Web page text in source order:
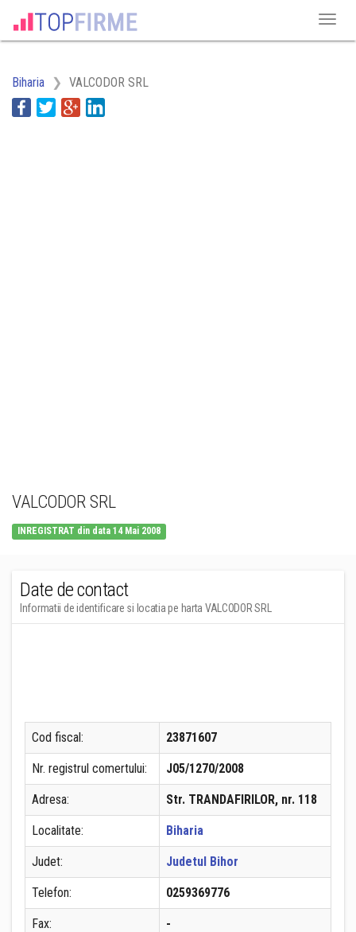
Biharia VALCODOR SRL
VALCODOR SRL
INREGISTRAT din data 14 Mai 2008
Date de contact
Informatii de identificare si locatia pe harta VALCODOR SRL
Cod fiscal: 23871607
Nr. registrul comertului: J05/1270/2008
Adresa: Str. TRANDAFIRILOR, nr. 118
Localitate: Biharia
Judet: Judetul Bihor
Telefon: 0259369776
Fax: -